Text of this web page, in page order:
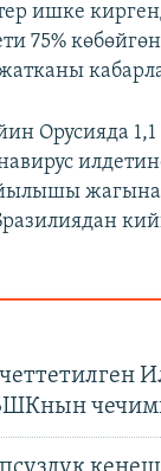
ишке
75%
Орусияда